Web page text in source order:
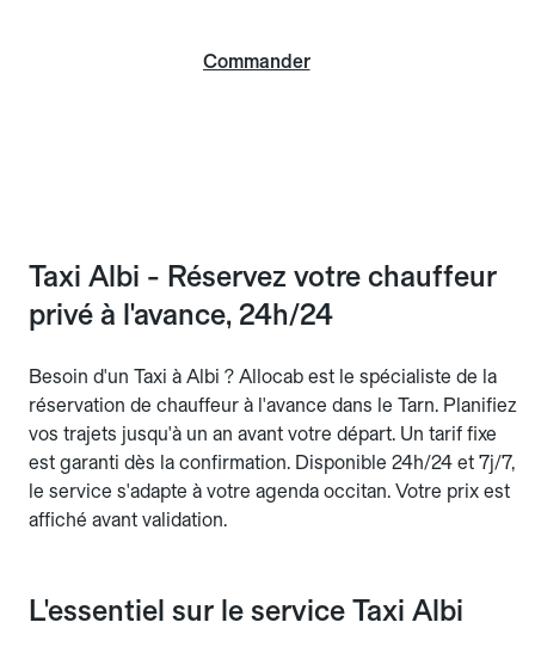
Commander
Taxi Albi - Réservez votre chauffeur
privé à l'avance, 24h/24
Besoin d'un Taxi à Albi ? Allocab est le spécialiste de la
réservation de chauffeur à l'avance dans le Tarn. Planifiez
vos trajets jusqu'à un an avant votre départ. Un tarif fixe
est garanti dès la confirmation. Disponible 24h/24 et 7j/7,
le service s'adapte à votre agenda occitan. Votre prix est
affiché avant validation.
L'essentiel sur le service Taxi Albi